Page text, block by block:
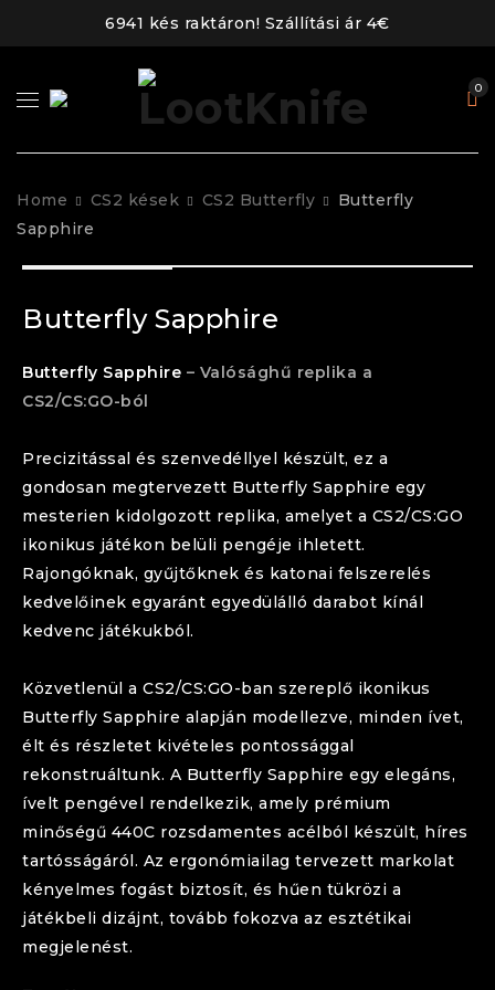
6941 kés raktáron! Szállítási ár 4€
0
Home CS2 kések CS2 Butterfly
Butterfly
Sapphire
Butterfly Sapphire
Butterfly Sapphire – Valósághű replika a
CS2/CS:GO-ból
Precizitással és szenvedéllyel készült, ez a
gondosan megtervezett Butterfly Sapphire egy
mesterien kidolgozott replika, amelyet a CS2/CS:GO
ikonikus játékon belüli pengéje ihletett.
Rajongóknak, gyűjtőknek és katonai felszerelés
kedvelőinek egyaránt egyedülálló darabot kínál
kedvenc játékukból.
Közvetlenül a CS2/CS:GO-ban szereplő ikonikus
Butterfly Sapphire alapján modellezve, minden ívet,
élt és részletet kivételes pontossággal
rekonstruáltunk. A Butterfly Sapphire egy elegáns,
ívelt pengével rendelkezik, amely prémium
minőségű 440C rozsdamentes acélból készült, híres
tartósságáról. Az ergonómiailag tervezett markolat
kényelmes fogást biztosít, és hűen tükrözi a
játékbeli dizájnt, tovább fokozva az esztétikai
megjelenést.